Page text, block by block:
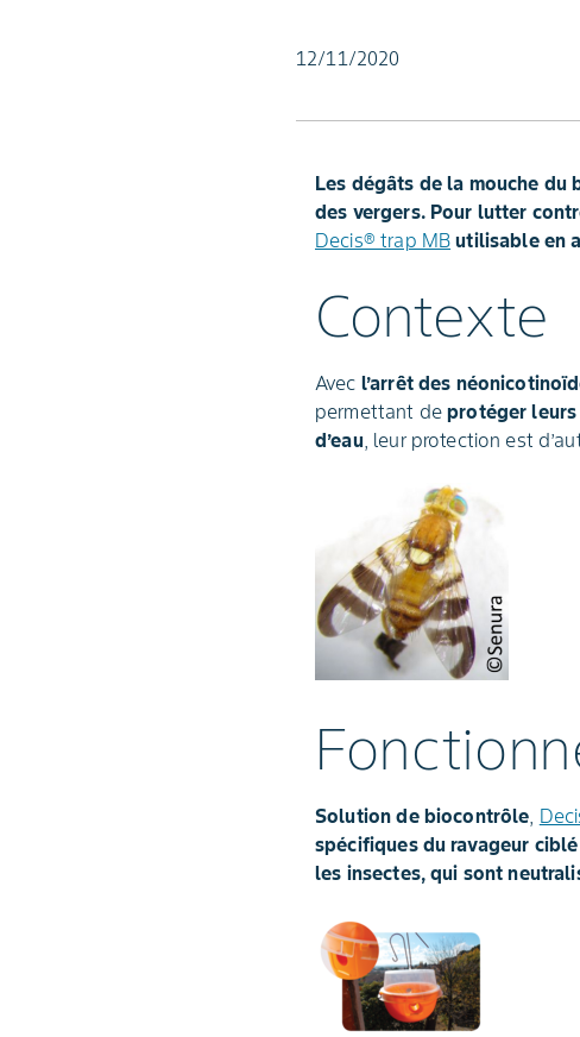
12/11/2020
Les dégâts de la mouche du
des vergers. Pour lutter
Decis® trap MB utilisable en
Contexte
Avec l’arrêt des
permettant deprotéger
d’eau, leur protection est
Solution de biocontrôle
spécifiques du ravageur ciblé
les insectes, qui sont